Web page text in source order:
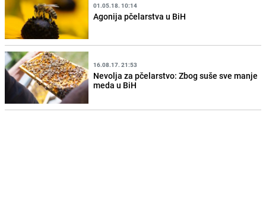
01.05.18. 10:14
Agonija pčelarstva u BiH
16.08.17. 21:53
Nevolja za pčelarstvo: Zbog suše sve manje
meda u BiH